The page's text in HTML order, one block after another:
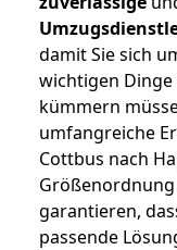
damit Sie sich
wichtigen
kümmern
umfangreiche
Cottbus nach
garantieren,
passende